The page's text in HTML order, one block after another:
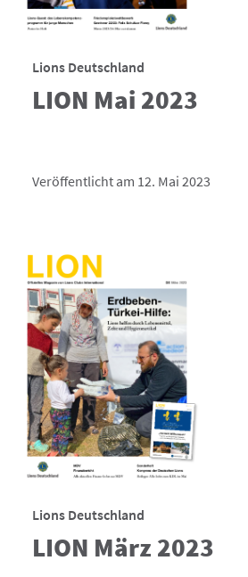
Lions Deutschland
LION Mai 2023
Veröffentlicht am 12. Mai 2023
Lions Deutschland
LION März 2023